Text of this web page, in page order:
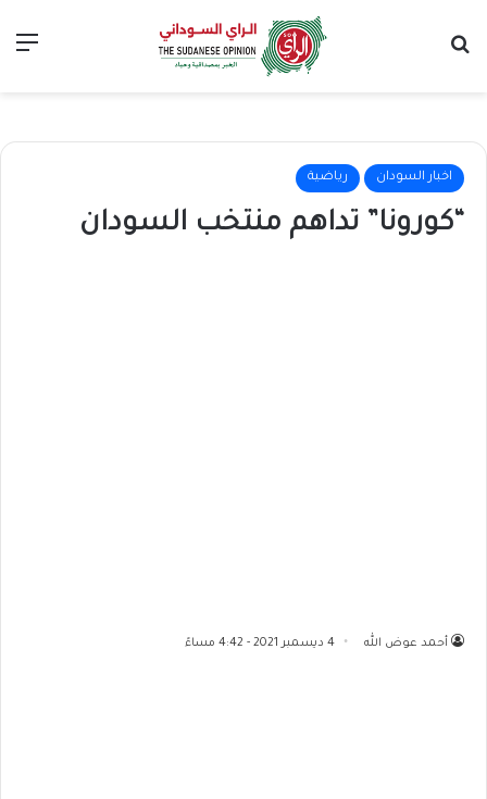
اخبار السودان رياضية
“كورونا” تداهم منتخب السودان
أحمد عوض الله 4 ديسمبر 2021 - 4:42 مساءً